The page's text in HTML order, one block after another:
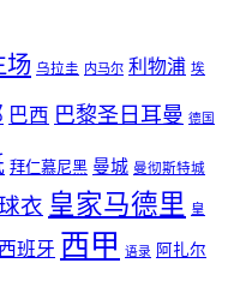
场 乌拉圭 内马尔 利物浦 埃
巴西 巴黎圣日耳曼 德国
拜仁慕尼黑 曼城 曼彻斯特城
衣 皇家马德里 皇
西班牙 西甲 语录 阿扎尔